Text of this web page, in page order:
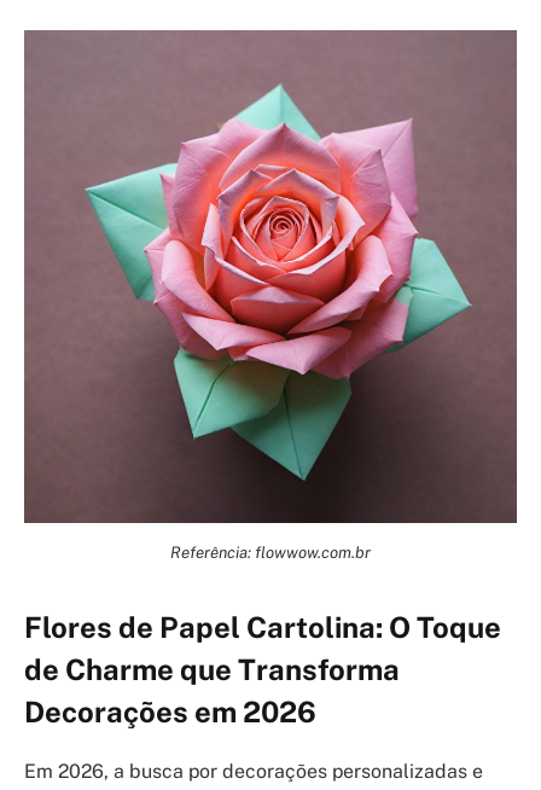
Referência: flowwow.com.br
Flores de Papel Cartolina: O Toque
de Charme que Transforma
Decorações em 2026
Em 2026, a busca por decorações personalizadas e